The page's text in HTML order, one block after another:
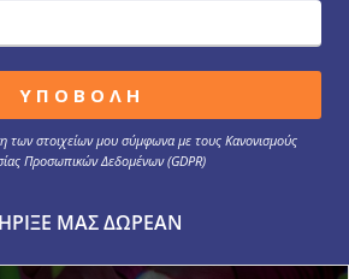
στοιχείων μου σύμφωνα με τους Κανονισμούς
Προσωπικών Δεδομένων (GDPR)
ΜΑΣ ΔΩΡΕΆΝ